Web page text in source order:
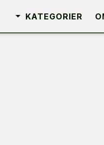
KATEGORIER